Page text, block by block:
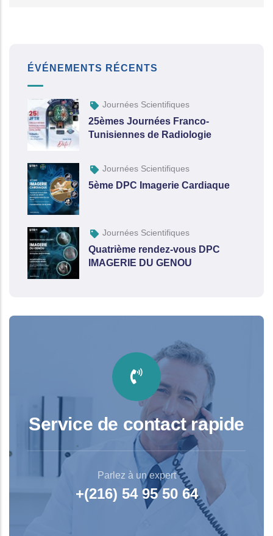
ÉVÉNEMENTS RÉCENTS
Journées Scientifiques
25èmes Journées Franco-
Tunisiennes de Radiologie
Journées Scientifiques
5ème DPC Imagerie Cardiaque
Journées Scientifiques
Quatrième rendez-vous DPC
IMAGERIE DU GENOU
Service de contact rapide
Parlez à un expert
+(216) 54 95 50 64